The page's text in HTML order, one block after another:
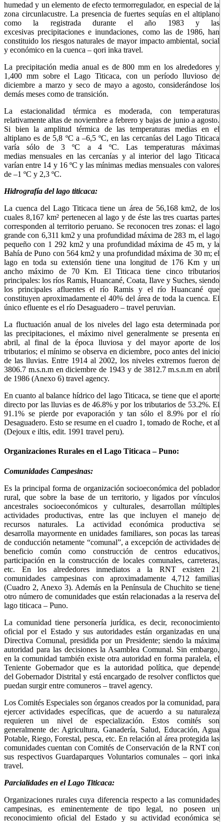
humedad y un elemento de efecto termorregulador, en especial de la
zona circunlacustre. La presencia de fuertes sequías en el altiplano
como la registrada durante el año 1983 y las
excesivas precipitaciones e inundaciones, como las de 1986, han
constituido los riesgos naturales de mayor impacto ambiental, social
y económico en la cuenca – qori inka travel.
La precipitación media anual es de 800 mm en los alrededores y
1,400 mm sobre el Lago Titicaca, con un período lluvioso de
diciembre a marzo y seco de mayo a agosto, considerándose los
demás meses como de transición.
La estacionalidad térmica es moderada, con temperaturas
relativamente altas de noviembre a febrero y bajas de junio a agosto.
Si bien la amplitud térmica de las temperaturas medias en el
altiplano es de 5,8 ºC a –6,5 ºC, en las cercanías del Lago Titicaca
varía sólo de 3 ºC a 4 ºC. Las temperaturas máximas
medias mensuales en las cercanías y al interior del lago Titicaca
varían entre 14 y 16 ºC y las mínimas medias mensuales con valores
de –1 ºC y 2,3 ºC.
Hidrografía del lago titicaca:
La cuenca del Lago Titicaca tiene un área de 56,168 km2, de los
cuales 8,167 km² pertenecen al lago y de éste las tres cuartas partes
corresponden al territorio peruano. Se reconocen tres zonas: el lago
grande con 6,311 km2 y una profundidad máxima de 283 m, el lago
pequeño con 1 292 km2 y una profundidad máxima de 45 m, y la
Bahía de Puno con 564 km2 y una profundidad máxima de 30 m; el
lago en toda su extensión tiene una longitud de 176 Km y un
ancho máximo de 70 Km. El Titicaca tiene cinco tributarios
principales: los ríos Ramis, Huancané, Coata, Ilave y Suches, siendo
los principales afluentes el río Ramis y el río Huancané que
constituyen aproximadamente el 40% del área de toda la cuenca. El
único efluente es el río Desaguadero – travel peruvian.
La fluctuación anual de los niveles del lago esta determinada por
las precipitaciones, el máximo nivel generalmente se presenta en
abril, al final de la época lluviosa y del mayor aporte de los
tributarios; el mínimo se observa en diciembre, poco antes del inicio
de las lluvias. Entre 1914 al 2002, los niveles extremos fueron de
3806.7 m.s.n.m en diciembre de 1943 y de 3812.7 m.s.n.m en abril
de 1986 (Anexo 6) travel agency.
En cuanto al balance hídrico del lago Titicaca, se tiene que el aporte
directo por las lluvias es de 46.8% y por los tributarios de 53.2%. El
91.1% se pierde por evaporación y tan sólo el 8.9% por el río
Desaguadero. Esto se resume en el cuadro 1, tomado de Roche, et al
(Dejoux e iltis, edit. 1991 travel peru).
Organizaciones Rurales en el Lago Titicaca – Puno:
Comunidades Campesinas:
Es la principal forma de organización socioeconómica del poblador
rural, que sobre la base de un territorio, y ligados por vínculos
ancestrales socioeconómicos y culturales, desarrollan múltiples
actividades productivas, entre las que incluyen el manejo de
recursos naturales. La actividad económica productiva se
desarrolla mayormente en unidades familiares, son pocas las tareas
de conducción netamente “comunal”, a excepción de actividades de
beneficio común como construcción de centros educativos,
participación en la construcción de locales comunales, carreteras,
etc. En los alrededores inmediatos a la RNT existen 21
comunidades campesinas con aproximadamente 4,712 familias
(Cuadro 2, Anexo 3). Además en la Península de Chuchito se tiene
otro número de comunidades que están relacionadas a la reserva del
lago titicaca – Puno.
La comunidad tiene personería jurídica, es decir, reconocimiento
oficial por el Estado y sus autoridades están organizadas en una
Directiva Comunal, presidida por un Presidente; siendo la máxima
autoridad para las decisiones la Asamblea Comunal. Sin embargo,
en la comunidad también existe otra autoridad en forma paralela, el
Teniente Gobernador que es la autoridad política, que depende
del Gobernador Distrital y está encargado de resolver conflictos que
puedan surgir entre comuneros – travel agency.
Los Comités Especiales son órganos creados por la comunidad, para
ejercer actividades específicas, que de acuerdo a su naturaleza
requieren un nivel de especialización. Estos comités son
generalmente de: Agricultura, Ganadería, Salud, Educación, Agua
Potable, Riego, Forestal, pesca, etc. En relación al área protegida las
comunidades cuentan con Comités de Conservación de la RNT con
sus respectivos Guardaparques Voluntarios comunales – qori inka
travel.
Parcialidades en el Lago Titicaca:
Organizaciones rurales cuya diferencia respecto a las comunidades
campesinas, es eminentemente de tipo legal, no poseen un
reconocimiento oficial del Estado y su actividad económica se